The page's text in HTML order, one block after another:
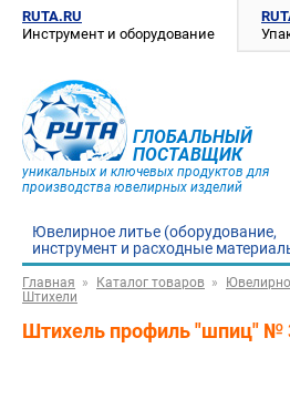
RUTA.RU
Инструмент и оборудование
ГЛОБАЛЬНЫЙ
ПОСТАВЩИК
уникальных и ключевых продуктов для
производства ювелирных изделий
Ювелирное литье (оборудование,
инструмент и расходные
Главная Каталог товаров
Штихели
Штихель профиль "шпиц" №